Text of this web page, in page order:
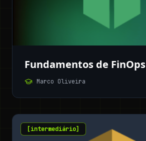
Fundamentos de FinOps
Marco Oliveira
[intermediário]